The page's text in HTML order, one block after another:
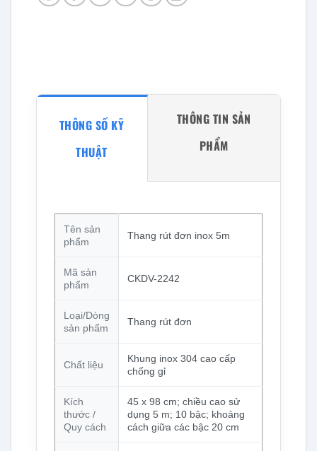
THÔNG SỐ KỸ
THUẬT
THÔNG TIN SẢN
PHẨM
Tên sản
phẩm
Thang rút đơn inox 5m
Mã sản
phẩm
CKDV-2242
Loại/Dòng
sản phẩm
Thang rút đơn
Chất liệu
Khung inox 304 cao cấp
chống gỉ
Kích
thước /
Quy cách
45 x 98 cm; chiều cao sử
dụng 5 m; 10 bậc; khoảng
cách giữa các bậc 20 cm